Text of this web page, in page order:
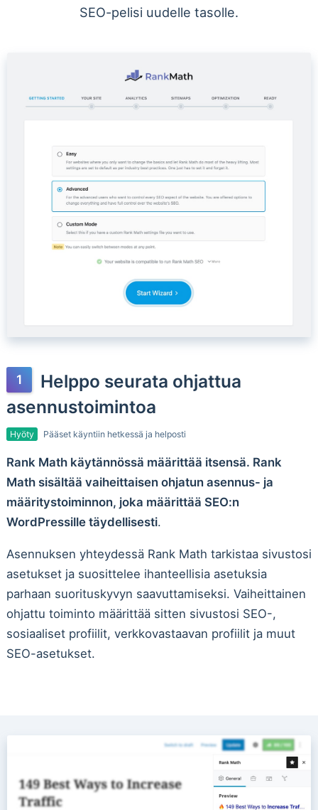
SEO-pelisi uudelle tasolle.
Helppo seurata ohjattua
asennustoimintoa
Hyöty Pääset käyntiin hetkessä ja helposti
Rank Math käytännössä määrittää itsensä. Rank
Math sisältää vaiheittaisen ohjatun asennus- ja
määritystoiminnon, joka määrittää SEO:n
WordPressille täydellisesti.
Asennuksen yhteydessä Rank Math tarkistaa sivustosi
asetukset ja suosittelee ihanteellisia asetuksia
parhaan suorituskyvyn saavuttamiseksi. Vaiheittainen
ohjattu toiminto määrittää sitten sivustosi SEO-,
sosiaaliset profiilit, verkkovastaavan profiilit ja muut
SEO-asetukset.